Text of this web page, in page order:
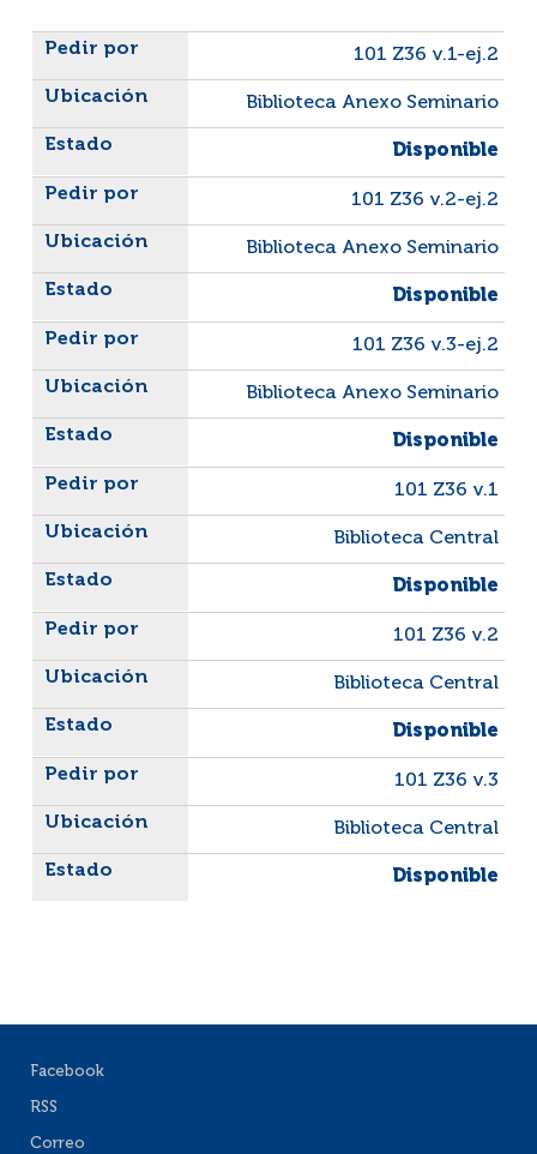
Liste des exemplaires
101 Z36 v.1-ej.2
Biblioteca Anexo Seminario
Disponible
101 Z36 v.2-ej.2
Biblioteca Anexo Seminario
Disponible
101 Z36 v.3-ej.2
Biblioteca Anexo Seminario
Disponible
101 Z36 v.1
Biblioteca Central
Disponible
101 Z36 v.2
Biblioteca Central
Disponible
101 Z36 v.3
Biblioteca Central
Disponible
Facebook
RSS
Correo